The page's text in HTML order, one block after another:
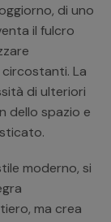
di uno
il fulcro
circostanti. La
di ulteriori
dello spazio e
moderno, si
ma crea